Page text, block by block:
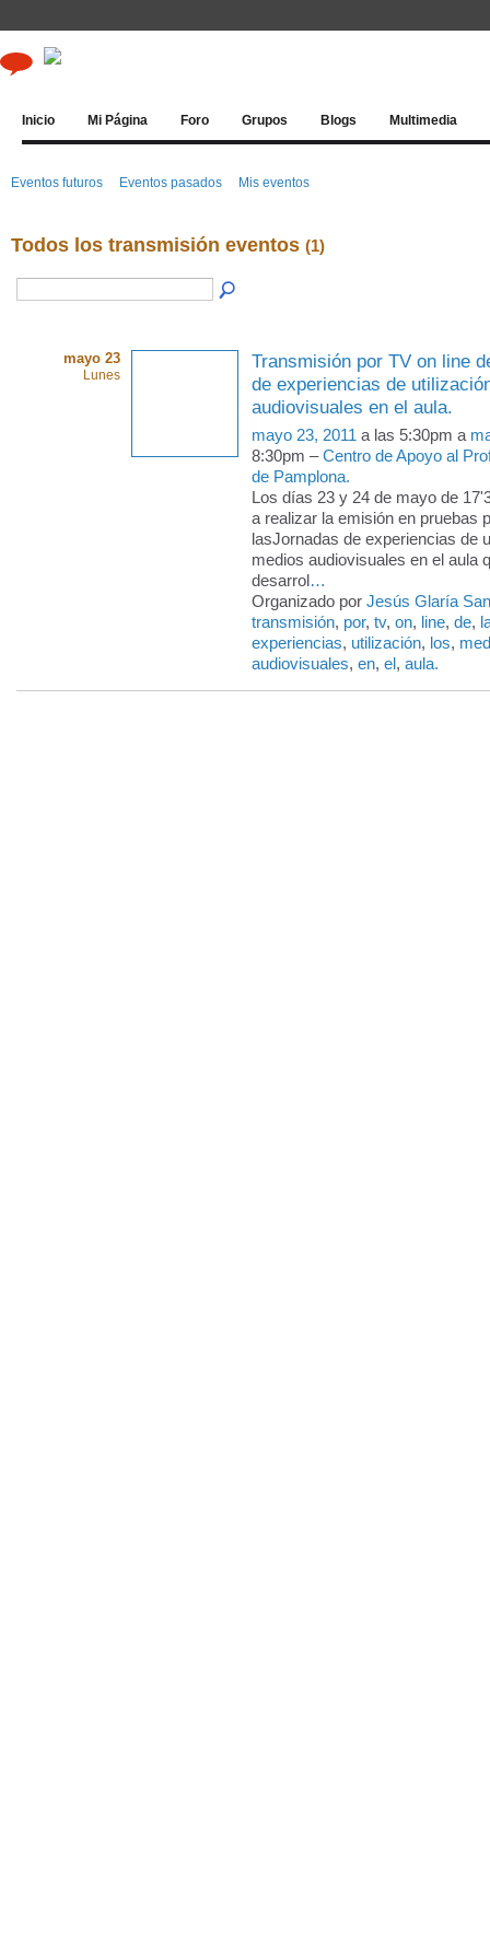
Inicio Mi Página Foro Grupos Blogs Multimedia
Eventos futuros Eventos pasados Mis eventos
Todos los transmisión eventos (1)
mayo 23
Lunes
Transmisión por TV on line
de experiencias de
audiovisuales en el aula.
mayo 23, 2011 a las 5:30pm a
8:30pm –Centro de Apoyo al
de Pamplona.
Los días 23 y 24 de mayo de
a realizar la emisión en pruebas
lasJornadas de experiencias de
medios audiovisuales en el aula
desarrol…
Organizado por Jesús Glaría
transmisión, por, tv, on, line, de,
experiencias, utilización, los,
audiovisuales, en, el, aula.